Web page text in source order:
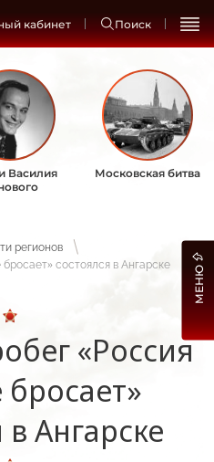
кабинет Поиск
Василия
Московская битва
регионов
состоялся в Ангарске
«Россия
бросает»
в Ангарске
МЕНЮ